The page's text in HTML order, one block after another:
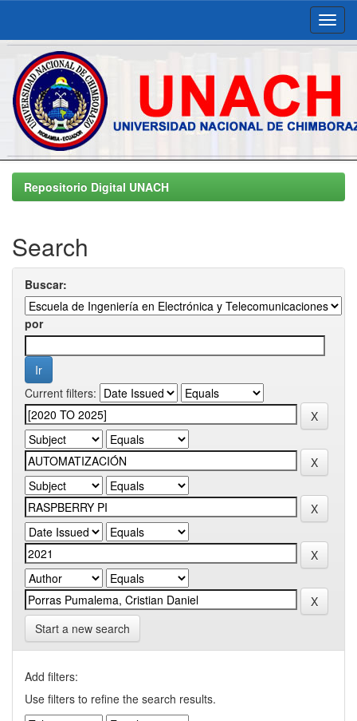
Skip
navigationRepositorio Digital UNACH
Search
Buscar:
por
Current filters:
Start a new search
Add filters:
Use filters to refine the search results.